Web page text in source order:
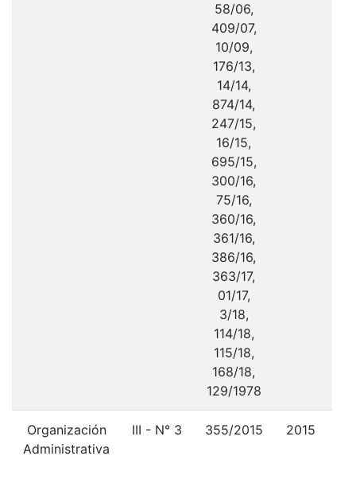
58/06,
409/07,
10/09,
176/13,
14/14,
874/14,
247/15,
16/15,
695/15,
300/16,
75/16,
360/16,
361/16,
386/16,
363/17,
01/17,
3/18,
114/18,
115/18,
168/18,
129/1978
Organización
Administrativa
III - N° 3 355/2015 2015